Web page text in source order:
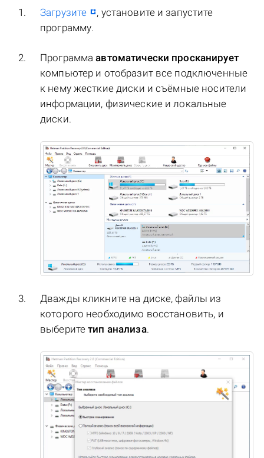
Загрузите
, установите и запустите
программу.
Программаавтоматически просканирует
компьютер и отобразит все подключенные
к нему жесткие диски и съёмные носители
информации, физические и локальные
диски.
Дважды кликните на диске, файлы из
которого необходимо восстановить, и
выберитетип анализа.